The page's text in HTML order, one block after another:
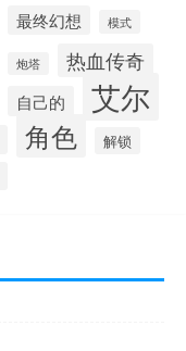
最终幻想 模式
炮塔 热血传奇
自己的 艾尔
角色 解锁